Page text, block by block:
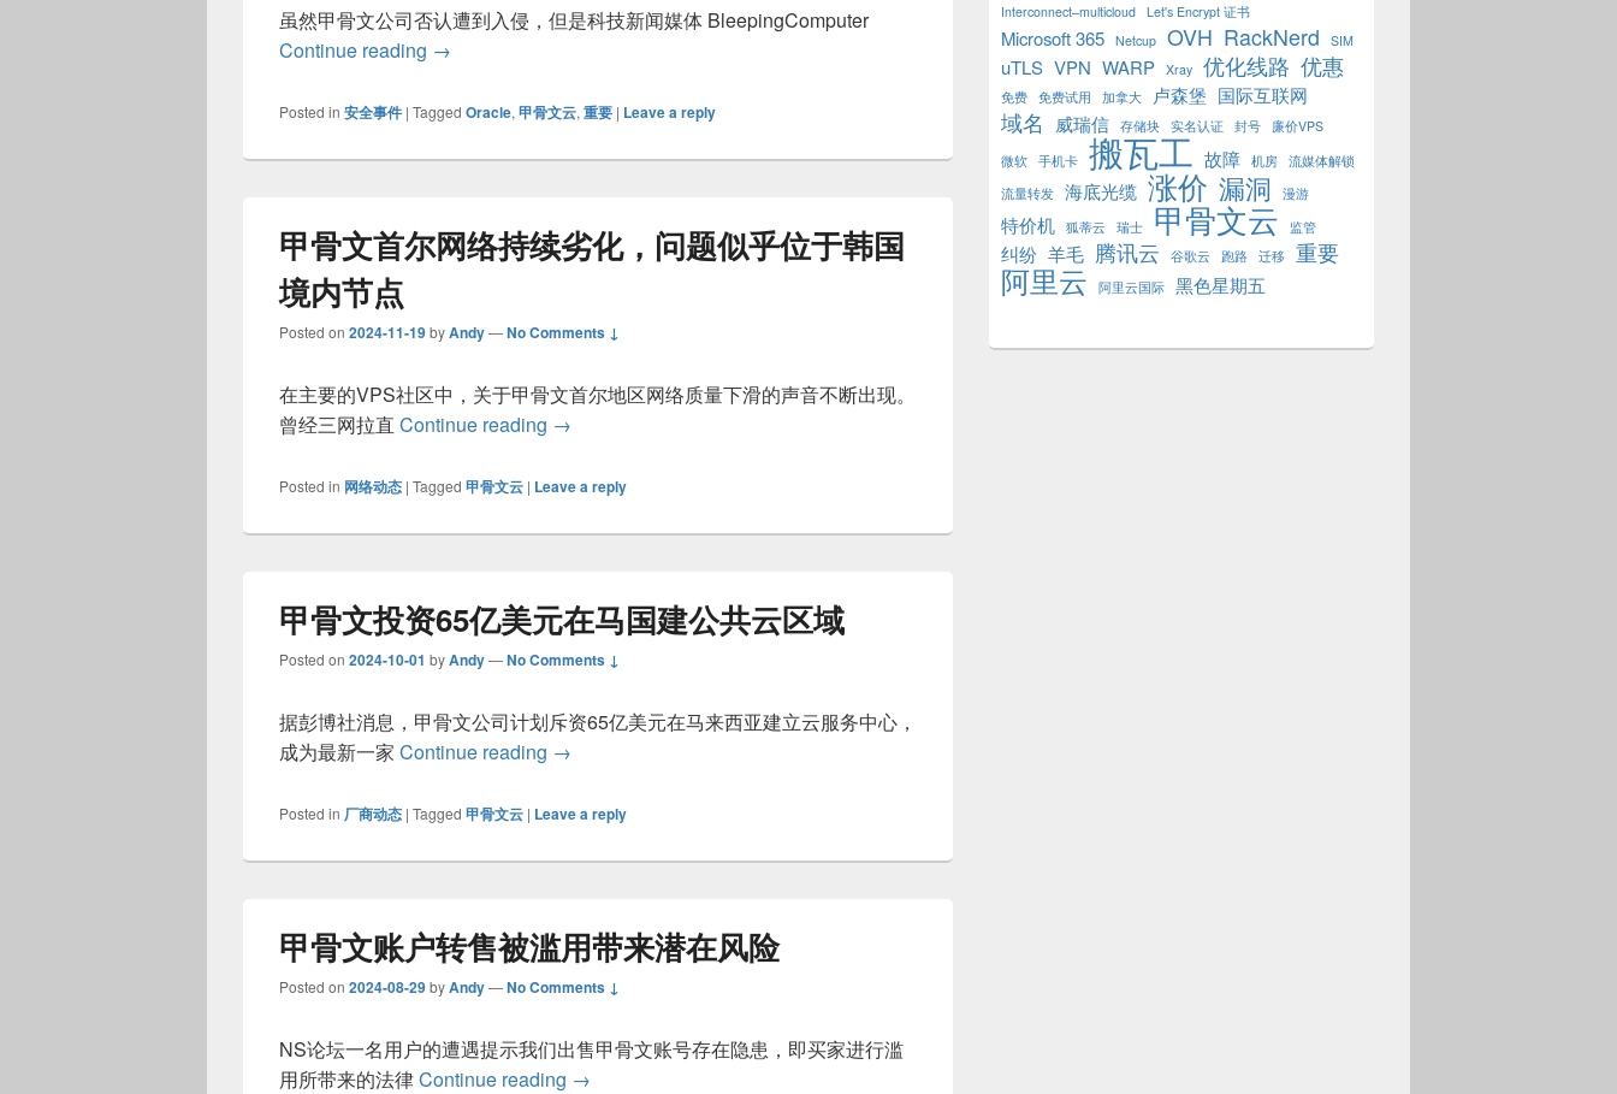
虽然甲骨文公司否认遭到入侵，但是科技新闻媒体 BleepingComputer
Continue reading 调查显示甲骨文云客户数据确已被黑客窃取
→
Posted in 安全事件 | Tagged Oracle, 甲骨文云, 重要 | Leave a reply
甲骨文首尔网络持续劣化，问题似乎位于韩国
境内节点
Posted on 2024-11-19byAndy—No Comments ↓
在主要的VPS社区中，关于甲骨文首尔地区网络质量下滑的声音不断出现。
曾经三网拉直 Continue reading 甲骨文首尔网络持续劣化，问题似乎位于韩国境内节点
→
Posted in 网络动态 | Tagged 甲骨文云 | Leave a reply
甲骨文投资65亿美元在马国建公共云区域
Posted on 2024-10-01 byAndy—No Comments ↓
据彭博社消息，甲骨文公司计划斥资65亿美元在马来西亚建立云服务中心，
成为最新一家 Continue reading 甲骨文投资65亿美元在马国建公共云区域
→
Posted in 厂商动态 | Tagged 甲骨文云 | Leave a reply
甲骨文账户转售被滥用带来潜在风险
Posted on 2024-08-29byAndy—No Comments ↓
NS论坛一名用户的遭遇提示我们出售甲骨文账号存在隐患，即买家进行滥
用所带来的法律Continue reading 甲骨文账户转售被滥用带来潜在风险
→
Interconnect–multicloud Let's Encrypt 证书
Microsoft 365 Netcup OVH RackNerd SIM
uTLS VPN WARP Xray 优化线路 优惠
免费 免费试用 加拿大 卢森堡 国际互联网
域名 威瑞信 存储块 实名认证 封号
廉价VPS
微软 手机卡 搬瓦工 故障 机房 流媒体解锁
流量转发 海底光缆 涨价 漏洞 漫游
特价机 狐蒂云 瑞士 甲骨文云 监管
纠纷 羊毛 腾讯云 谷歌云 跑路 迁移 重要
阿里云 阿里云国际 黑色星期五